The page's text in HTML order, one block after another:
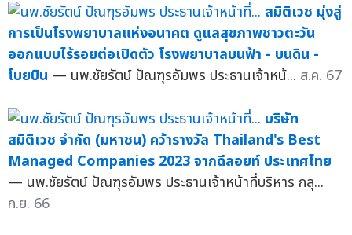
สมิติเวช มุ่งสู่
การเป็นโรงพยาบาลแห่งอนาคต ดูแลสุขภาพชาวตะวัน
ออกแบบไร้รอยต่อเปิดตัว โรงพยาบาลบนฟ้า - บนดิน -
โบยบิน — นพ.ชัยรัตน์ ปัณฑุรอัมพร ประธานเจ้าหน้... ส.ค. 67
บริษัท
สมิติเวช จำกัด (มหาชน) คว้ารางวัล Thailand's Best
Managed Companies 2023 จากดีลอยท์ ประเทศไทย
— นพ.ชัยรัตน์ ปัณฑุรอัมพร ประธานเจ้าหน้าที่บริหาร กลุ...
ก.ย. 66